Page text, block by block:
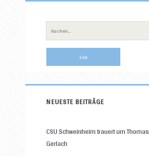
Primäre
Sidebar
Suche
nach:
NEUESTE BEITRÄGE
CSU Schweinheim trauert um Thomas
Gerlach